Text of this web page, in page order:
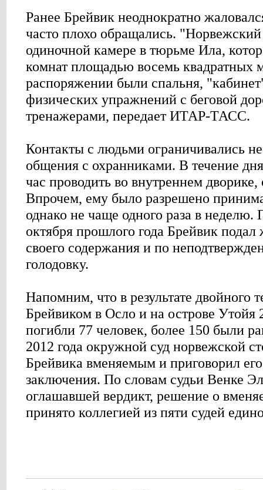
Ранее Брейвик неоднократно
часто плохо обращались.
одиночной камере в тюрьме Ила,
комнат площадью восемь квадратных
распоряжении были спальня,
физических упражнений с беговой
тренажерами, передает ИТАР-ТАСС.
Контакты с людьми ограничивались
общения с охранниками. В течение
час проводить во внутреннем
Впрочем, ему было разрешено
однако не чаще одного раза в неделю.
октября прошлого года Брейвик подал
своего содержания и по
голодовку.
Напомним, что в результате двойного
Брейвиком в Осло и на острове Утойя
погибли 77 человек, более 150 были
2012 года окружной суд норвежской
Брейвика вменяемым и приговорил
заключения. По словам судьи Венке
оглашавшей вердикт, решение о
принято коллегией из пяти судей